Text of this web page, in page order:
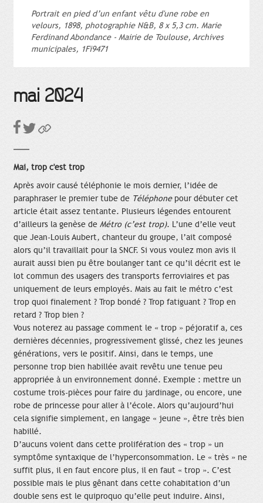
Portrait en pied d’un enfant vêtu d'une robe en
velours, 1898, photographie N&B, 8 x 5,3 cm. Marie
Ferdinand Abondance - Mairie de Toulouse, Archives
municipales, 1Fi9471
mai 2024
Mai, trop c'est trop
Après avoir causé téléphonie le mois dernier, l’idée de
paraphraser le premier tube de Téléphonepour débuter cet
article était assez tentante. Plusieurs légendes entourent
d’ailleurs la genèse de Métro (c’est trop). L’une d’elle veut
que Jean-Louis Aubert, chanteur du groupe, l’ait composé
alors qu’il travaillait pour la SNCF. Si vous voulez mon avis il
aurait aussi bien pu être boulanger tant ce qu’il décrit est le
lot commun des usagers des transports ferroviaires et pas
uniquement de leurs employés. Mais au fait le métro c’est
trop quoi finalement ? Trop bondé ? Trop fatiguant ? Trop en
retard ? Trop bien ?
Vous noterez au passage comment le « trop » péjoratif a, ces
dernières décennies, progressivement glissé, chez les jeunes
générations, vers le positif. Ainsi, dans le temps, une
personne trop bien habillée avait revêtu une tenue peu
appropriée à un environnement donné. Exemple : mettre un
costume trois-pièces pour faire du jardinage, ou encore, une
robe de princesse pour aller à l’école. Alors qu’aujourd’hui
cela signifie simplement, en langage « jeune », être très bien
habillé.
D’aucuns voient dans cette prolifération des « trop » un
symptôme syntaxique de l’hyperconsommation. Le « très » ne
suffit plus, il en faut encore plus, il en faut « trop ». C’est
possible mais le plus gênant dans cette cohabitation d’un
double sens est le quiproquo qu’elle peut induire. Ainsi,